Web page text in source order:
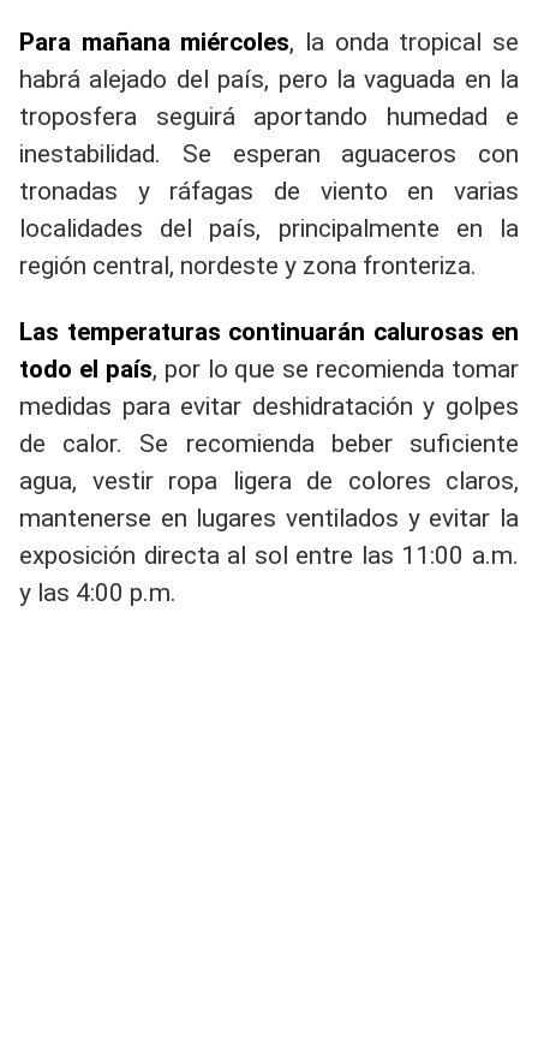
Para mañana miércoles, la onda tropical se
habrá alejado del país, pero la vaguada en la
troposfera seguirá aportando humedad e
inestabilidad. Se esperan aguaceros con
tronadas y ráfagas de viento en varias
localidades del país, principalmente en la
región central, nordeste y zona fronteriza.
Las temperaturas continuarán calurosas en
todo el país, por lo que se recomienda tomar
medidas para evitar deshidratación y golpes
de calor. Se recomienda beber suficiente
agua, vestir ropa ligera de colores claros,
mantenerse en lugares ventilados y evitar la
exposición directa al sol entre las 11:00 a.m.
y las 4:00 p.m.